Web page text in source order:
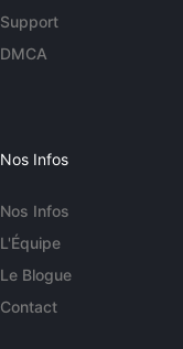
Support
DMCA
Nos Infos
Nos Infos
L'Équipe
Le Blogue
Contact